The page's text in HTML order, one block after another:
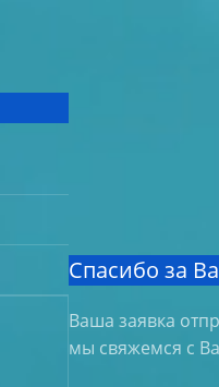
Спасибо за
Ваша заявка
мы свяжемся с